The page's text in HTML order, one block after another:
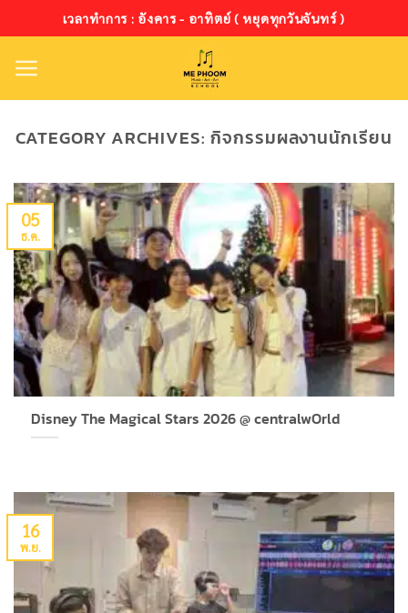
ไป
เนื้อหา
เวลาทำการ : อังคาร - อาทิตย์ ( หยุดทุกวันจันทร์ )
CATEGORY ARCHIVES: กิจกรรมผลงานนักเรียน
Disney The Magical Stars 2026 @ centralwOrld
05
ธ.ค.
16
พ.ย.